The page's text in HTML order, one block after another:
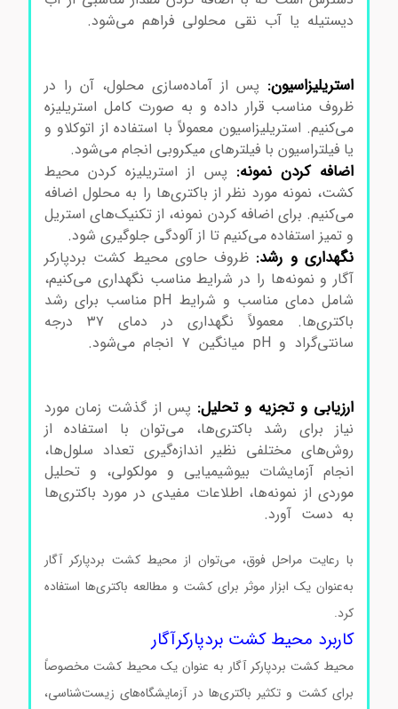
دیستیله یا آب نقی محلولی فراهم می‌شود.محیط
استریلیزاسیون:پس از آماده‌سازی محلول، آن را در
ظروف مناسب قرار داده و به صورت کامل استریلیزه
می‌کنیم. استریلیزاسیون معمولاً با استفاده از اتوکلاو و
یا فیلتراسیون با فیلترهای میکروبی انجام می‌شود.
اضافه کردن نمونه:پس از استریلیزه کردن محیط
کشت، نمونه مورد نظر از باکتری‌ها را به محلول اضافه
می‌کنیم. برای اضافه کردن نمونه، از تکنیک‌های استریل
و تمیز استفاده می‌کنیم تا از آلودگی جلوگیری شود.
نگهداری و رشد:ظروف حاوی محیط کشت بردپارکر
آگار و نمونه‌ها را در شرایط مناسب نگهداری می‌کنیم،
شامل دمای مناسب و شرایط pH مناسب برای رشد
باکتری‌ها. معمولاً نگهداری در دمای ۳۷ درجه
سانتی‌گراد و pH میانگین ۷ انجام می‌شود.
محیط
ارزیابی و تجزیه و تحلیل:پس از گذشت زمان مورد
نیاز برای رشد باکتری‌ها، می‌توان با استفاده از
روش‌های مختلفی نظیر اندازه‌گیری تعداد سلول‌ها،
انجام آزمایشات بیوشیمیایی و مولکولی، و تحلیل
موردی از نمونه‌ها، اطلاعات مفیدی در مورد باکتری‌ها
به دست آورد.
با رعایت مراحل فوق، می‌توان از محیط کشت بردپارکر آگار
به‌عنوان یک ابزار موثر برای کشت و مطالعه باکتری‌ها استفاده
کرد.
کاربرد محیط کشت بردپارکرآگار
محیط کشت بردپارکر آگار به عنوان یک محیط کشت مخصوصاً
برای کشت و تکثیر باکتری‌ها در آزمایشگاه‌های زیست‌شناسی،